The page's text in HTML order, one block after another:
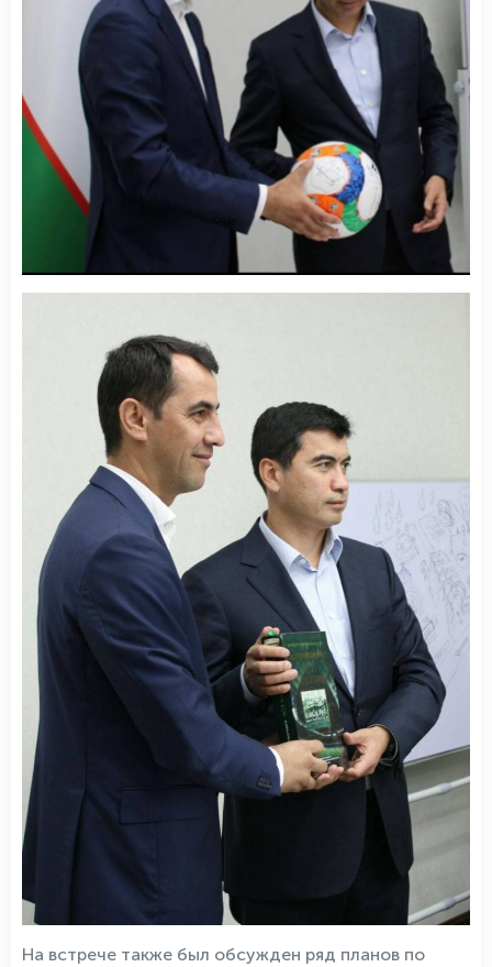
На встрече также был обсужден ряд планов по